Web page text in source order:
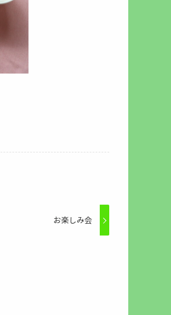
お楽しみ会